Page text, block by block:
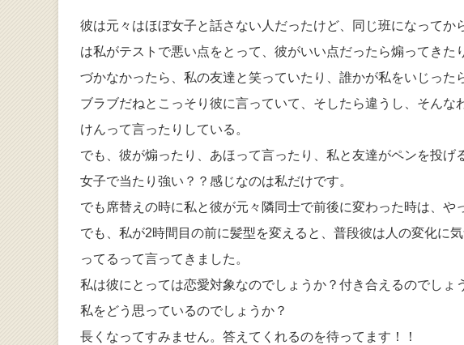
彼は元々はほぼ女子と話さない人だったけど、同じ班になって
は私がテストで悪い点をとって、彼がいい点だったら煽ってき
づかなかったら、私の友達と笑っていたり、誰かが私をいじっ
ブラブだねとこっそり彼に言っていて、そしたら違うし、そん
けんって言ったりしている。
でも、彼が煽ったり、あほって言ったり、私と友達がペンを投げ
女子で当たり強い？？感じなのは私だけです。
でも席替えの時に私と彼が元々隣同士で前後に変わった時は、や
でも、私が2時間目の前に髪型を変えると、普段彼は人の変化に
ってるって言ってきました。
私は彼にとっては恋愛対象なのでしょうか？付き合えるのでしょ
私をどう思っているのでしょうか？
長くなってすみません。答えてくれるのを待ってます！！